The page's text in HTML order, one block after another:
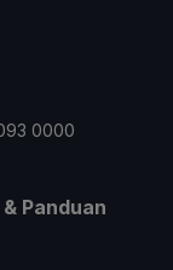
0000
Panduan